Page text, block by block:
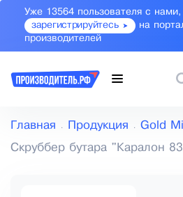
Уже 13564 пользователя с нами,
зарегистрируйтесь
на
производителей
Главная Продукция Gold
Скруббер бутара "Каралон